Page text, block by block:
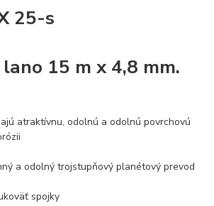
25-s
15 m x 4,8 mm.
atraktívnu, odolnú a odolnú povrchovú
a odolný trojstupňový planétový prevod
spojky